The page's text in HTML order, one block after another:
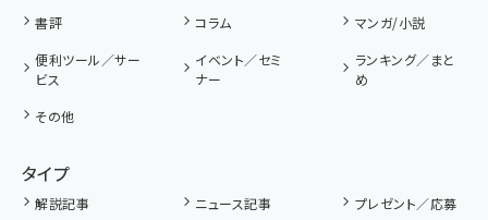
書評 コラム
マンガ/小説
便利ツール／サー
ビス
イベント／セミ
ナー
ランキング／まと
め
その他
タイプ
解説記事 ニュース記事 プレゼント／応募